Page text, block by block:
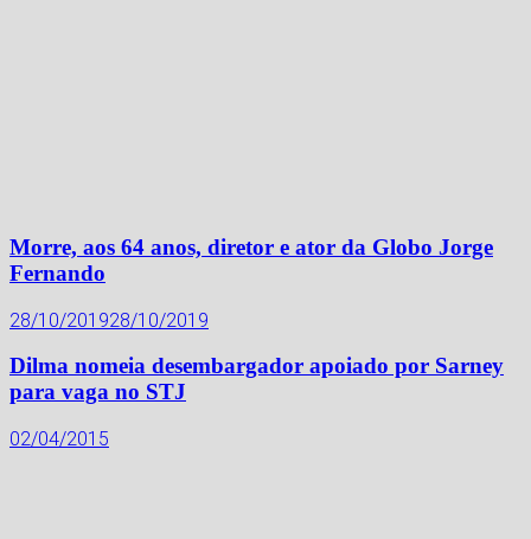
Morre, aos 64 anos, diretor e ator da Globo Jorge
Fernando
28/10/201928/10/2019
Dilma nomeia desembargador apoiado por Sarney
para vaga no STJ
02/04/2015